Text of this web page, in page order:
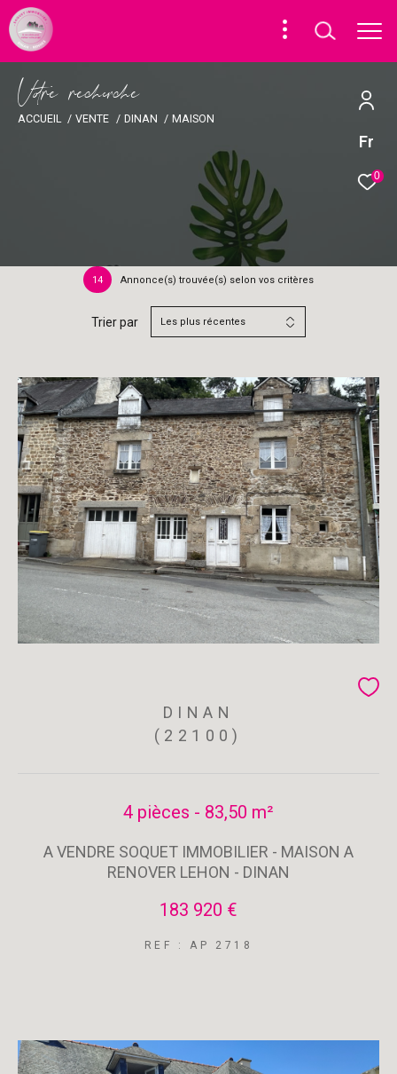
Fr
0
Vore recece
ACCUEIL VENTE DINAN MAISON
14 Annonce(s) trouvée(s) selon vos critères
Trier par Les plus récentes
DINAN
(22100)
4 pièces - 83,50 m²
A VENDRE SOQUET IMMOBILIER - MAISON A
RENOVER LEHON - DINAN
183 920 €
REF : AP 2718